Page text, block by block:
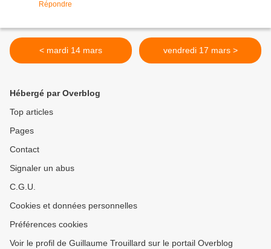
Répondre
< mardi 14 mars vendredi 17 mars >
Hébergé par Overblog
Top articles
Pages
Contact
Signaler un abus
C.G.U.
Cookies et données personnelles
Préférences cookies
Voir le profil de Guillaume Trouillard sur le portail Overblog